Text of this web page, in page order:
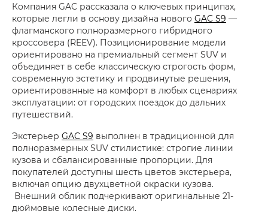
Компания GAC рассказала о ключевых принципах,
которые легли в основу дизайна нового GAC S9 —
флагманского полноразмерного гибридного
кроссовера (REEV). Позиционирование модели
ориентировано на премиальный сегмент SUV и
объединяет в себе классическую строгость форм,
современную эстетику и продвинутые решения,
ориентированные на комфорт в любых сценариях
эксплуатации: от городских поездок до дальних
путешествий.
Экстерьер GAC S9 выполнен в традиционной для
полноразмерных SUV стилистике: строгие линии
кузова и сбалансированные пропорции. Для
покупателей доступны шесть цветов экстерьера,
включая опцию двухцветной окраски кузова.
Внешний облик подчеркивают оригинальные 21-
дюймовые колесные диски.